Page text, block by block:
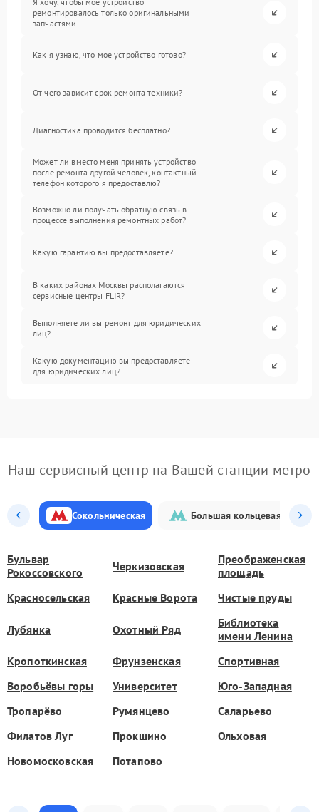
ремонтировалось только оригинальными
запчастями.
Как я узнаю, что мое устройство готово?
От чего зависит срок ремонта техники?
Диагностика проводится бесплатно?
Может ли вместо меня принять устройство
после ремонта другой человек, контактный
телефон которого я предоставлю?
Возможно ли получать обратную связь в
процессе выполнения ремонтных работ?
Какую гарантию вы предоставляете?
В каких районах Москвы располагаются
сервисные центры FLIR?
Выполняете ли вы ремонт для юридических
лиц?
Какую документацию вы предоставляете
для юридических лиц?
Наш сервисный центр на Вашей станции метро
Сокольническая Большая кольцевая
Бульвар
Рокоссовского
Черкизовская
Преображенская
площадь
Красносельская
Красные Ворота Чистые пруды
Лубянка Охотный Ряд
Библиотека
имени Ленина
Кропоткинская
Фрунзенская
Спортивная
Воробьёвы горы
Университет
Юго-Западная
Тропарёво
Румянцево
Саларьево
Филатов Луг
Прокшино
Ольховая
Новомосковская
Потапово